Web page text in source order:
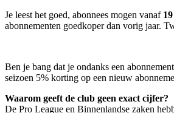
Je leest het goed, abonnees mogen vanaf
abonnementen goedkoper dan vorig jaar.
Ben je bang dat je ondanks een
seizoen 5% korting op een nieuw
Waarom geeft de club geen exact cijfer?
De Pro League en Binnenlandse zaken